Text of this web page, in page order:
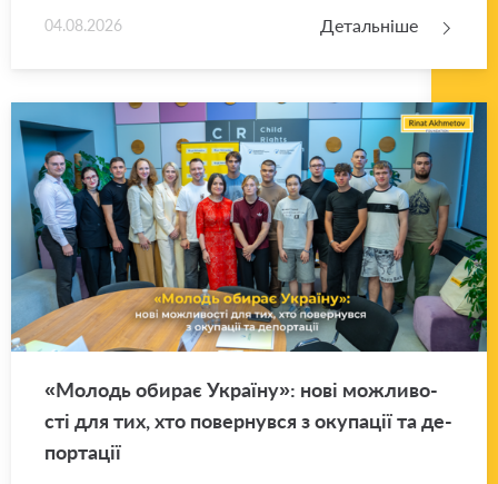
04.08.2026 Детальніше
«Мо­лодь оби­рає Укра­ї­ну»: нові мо­жли­во­
сті для тих, хто по­вер­нув­ся з оку­па­ції та де­
пор­та­ції